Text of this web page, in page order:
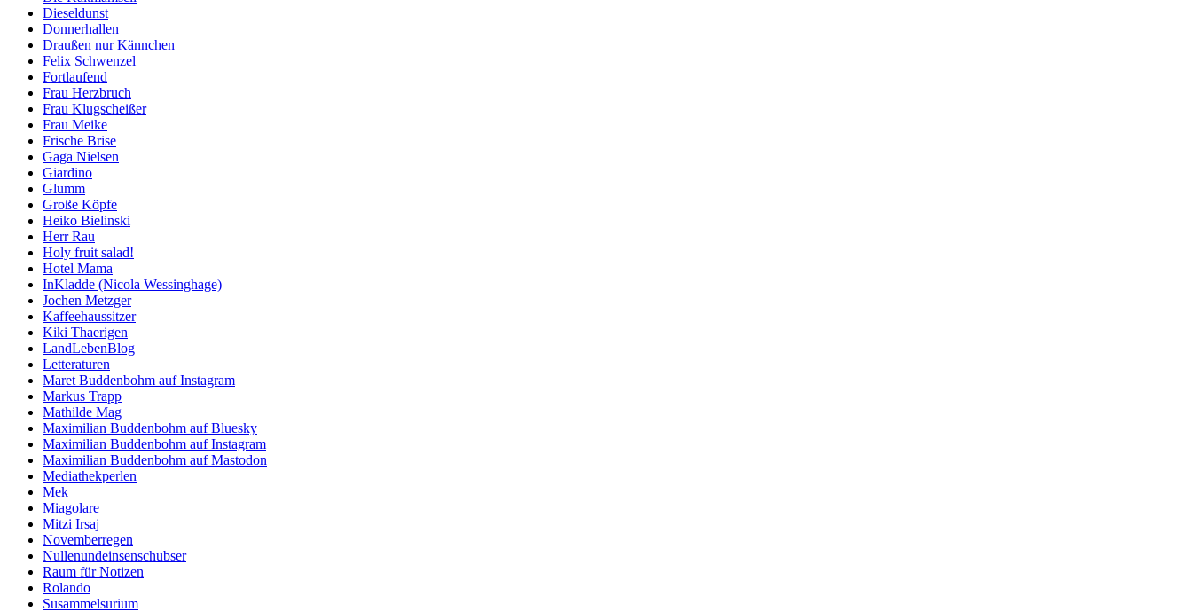
Dieseldunst
Donnerhallen
Draußen nur Kännchen
Felix Schwenzel
Fortlaufend
Frau Herzbruch
Frau Klugscheißer
Frau Meike
Frische Brise
Gaga Nielsen
Giardino
Glumm
Große Köpfe
Heiko Bielinski
Herr Rau
Holy fruit salad!
Hotel Mama
InKladde (Nicola Wessinghage)
Jochen Metzger
Kaffeehaussitzer
Kiki Thaerigen
LandLebenBlog
Letteraturen
Maret Buddenbohm auf Instagram
Markus Trapp
Mathilde Mag
Maximilian Buddenbohm auf Bluesky
Maximilian Buddenbohm auf Instagram
Maximilian Buddenbohm auf Mastodon
Mediathekperlen
Mek
Miagolare
Mitzi Irsaj
Novemberregen
Nullenundeinsenschubser
Raum für Notizen
Rolando
Susammelsurium